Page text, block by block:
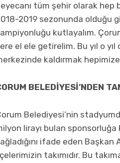
tüm şehir olarak hep
2019 sezonunda olduğu
kutlayalım.
el ele getirelim. Bu yıl o yıl
kaldırmak
BELEDİYESİ’NDEN
Belediyesi’nin
lirayı bulan
ifade eden
takımıdır. Bu